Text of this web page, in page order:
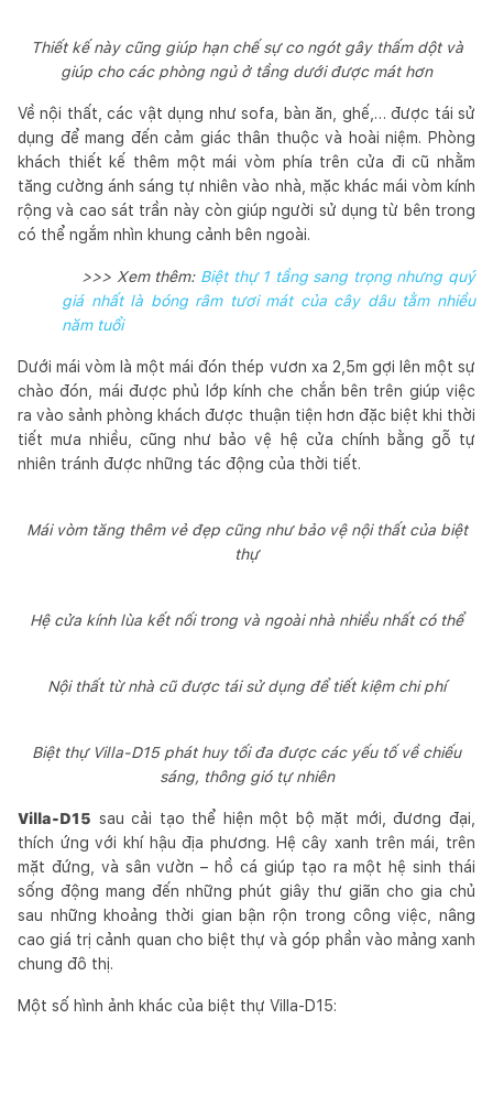
Thiết kế này cũng giúp hạn chế sự co ngót gây thấm dột và
giúp cho các phòng ngủ ở tầng dưới được mát hơn
Về nội thất, các vật dụng như sofa, bàn ăn, ghế,… được tái sử
dụng để mang đến cảm giác thân thuộc và hoài niệm. Phòng
khách thiết kế thêm một mái vòm phía trên cửa đi cũ nhằm
tăng cường ánh sáng tự nhiên vào nhà, mặc khác mái vòm kính
rộng và cao sát trần này còn giúp người sử dụng từ bên trong
có thể ngắm nhìn khung cảnh bên ngoài.
>>> Xem thêm: Biệt thự 1 tầng sang trọng nhưng quý
giá nhất là bóng râm tươi mát của cây dâu tằm nhiều
năm tuổi
Dưới mái vòm là một mái đón thép vươn xa 2,5m gợi lên một sự
chào đón, mái được phủ lớp kính che chắn bên trên giúp việc
ra vào sảnh phòng khách được thuận tiện hơn đặc biệt khi thời
tiết mưa nhiều, cũng như bảo vệ hệ cửa chính bằng gỗ tự
nhiên tránh được những tác động của thời tiết.
Mái vòm tăng thêm vẻ đẹp cũng như bảo vệ nội thất của biệt
thự
Hệ cửa kính lùa kết nối trong và ngoài nhà nhiều nhất có thể
Nội thất từ nhà cũ được tái sử dụng để tiết kiệm chi phí
Biệt thự Villa-D15 phát huy tối đa được các yếu tố về chiếu
sáng, thông gió tự nhiên
Villa-D15 sau cải tạo thể hiện một bộ mặt mới, đương đại,
thích ứng với khí hậu địa phương. Hệ cây xanh trên mái, trên
mặt đứng, và sân vườn – hồ cá giúp tạo ra một hệ sinh thái
sống động mang đến những phút giây thư giãn cho gia chủ
sau những khoảng thời gian bận rộn trong công việc, nâng
cao giá trị cảnh quan cho biệt thự và góp phần vào mảng xanh
chung đô thị.
Một số hình ảnh khác của biệt thự Villa-D15: